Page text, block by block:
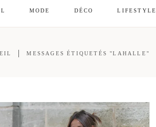
MODE DÉCO LIFESTYLE
MESSAGES ÉTIQUETÉS "LAHALLE"